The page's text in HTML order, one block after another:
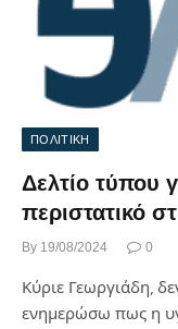
ΠΟΛΙΤΙΚΗ
Δελτίο τύπου
περιστατικό
By 19/08/2024 0
Κύριε Γεωργιάδη,
ενημερώσω πως η